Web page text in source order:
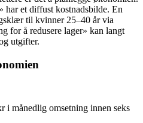
har et diffust kostnadsbilde. En
til kvinner 25–40 år via
for å redusere lager» kan langt
utgifter.
i månedlig omsetning innen seks